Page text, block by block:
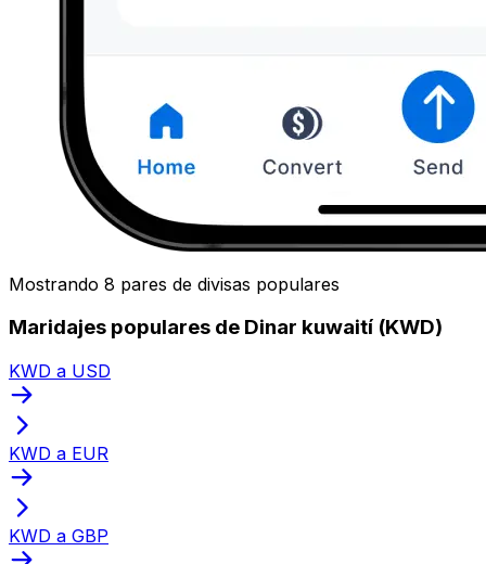
Mostrando 8 pares de divisas populares
Maridajes populares de Dinar kuwaití (KWD)
KWD a USD
KWD a EUR
KWD a GBP